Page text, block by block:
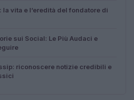
la vita e l’eredità del fondatore di
sui Social: Le Più Audaci e
riconoscere notizie credibili e